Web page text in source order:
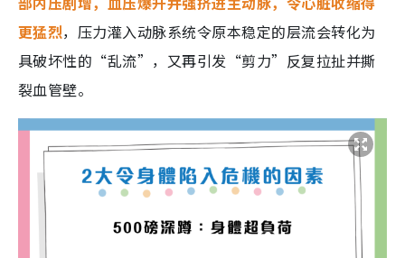
更猛烈，压力灌入动脉系统令原本稳定的层流会转化为
具破坏性的“乱流”，又再引发“剪力”反复拉扯并撕
裂血管壁。